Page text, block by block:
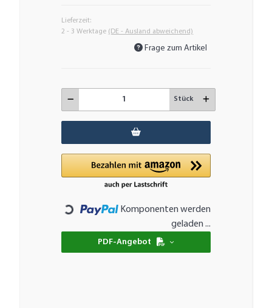
Lieferzeit:
2 - 3 Werktage (DE - Ausland abweichend)
Frage zum Artikel
Stück
Loading...
Komponenten werden
geladen ...
PDF-Angebot